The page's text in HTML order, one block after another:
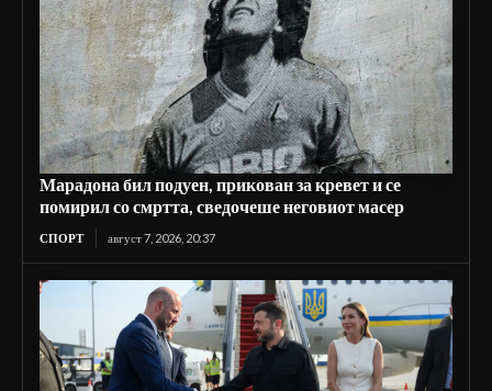
Марадона бил подуен, прикован за кревет и се
помирил со смртта, сведочеше неговиот масер
СПОРТ август 7, 2026, 20:37